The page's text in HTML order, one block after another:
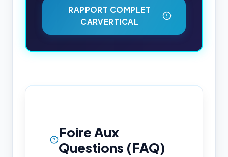
RAPPORT COMPLET
CARVERTICAL
Foire Aux
Questions (FAQ)